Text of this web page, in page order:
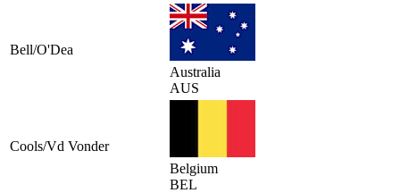
Bell/O'Dea
Australia
AUS
Cools/Vd Vonder
Belgium
BEL